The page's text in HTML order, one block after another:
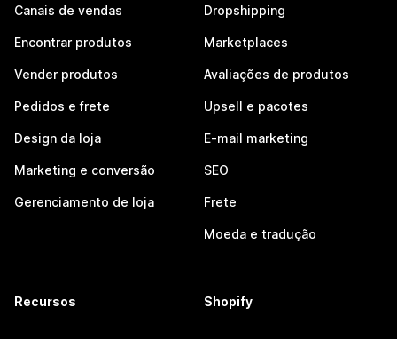
Canais de vendas
Encontrar produtos
Vender produtos
Pedidos e frete
Design da loja
Marketing e conversão
Gerenciamento de loja
Dropshipping
Marketplaces
Avaliações de produtos
Upsell e pacotes
E-mail marketing
SEO
Frete
Moeda e tradução
Recursos Shopify